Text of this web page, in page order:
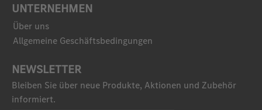
UNTERNEHMEN
Über uns
Allgemeine Geschäftsbedingungen
NEWSLETTER
Bleiben Sie über neue Produkte, Aktionen und Zubehör
informiert.